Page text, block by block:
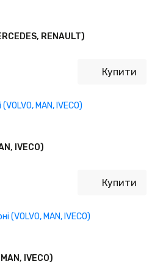
RENAULT)
Купити
IVECO)
Купити
IVECO)